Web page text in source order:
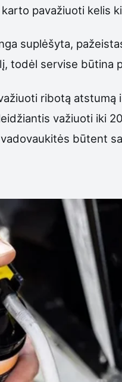
pavažiuoti
suplėšyta,
todėl servise būtina
ribotą
važiuoti iki
būtent